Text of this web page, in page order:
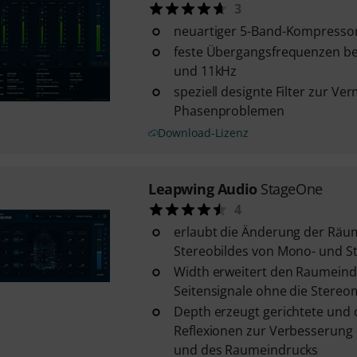
3
neuartiger 5-Band-
feste Übergangsfrequenzen
und 11kHz
speziell designte Filter zur
Phasenproblemen
Download-Lizenz
Leapwing Audio StageOne
4
erlaubt die Änderung der
Stereobildes von Mono- und
Width erweitert den
Seitensignale ohne die
Depth erzeugt gerichtete und
Reflexionen zur
und des Raumeindrucks